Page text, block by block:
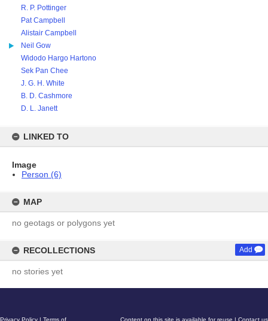
R. P. Pottinger
Pat Campbell
Alistair Campbell
Neil Gow
Widodo Hargo Hartono
Sek Pan Chee
J. G. H. White
B. D. Cashmore
D. L. Janett
LINKED TO
Image
Person (6)
MAP
no geotags or polygons yet
RECOLLECTIONS Add
no stories yet
Content on this site is available for reuse | Contact us
Privacy Policy | Terms of